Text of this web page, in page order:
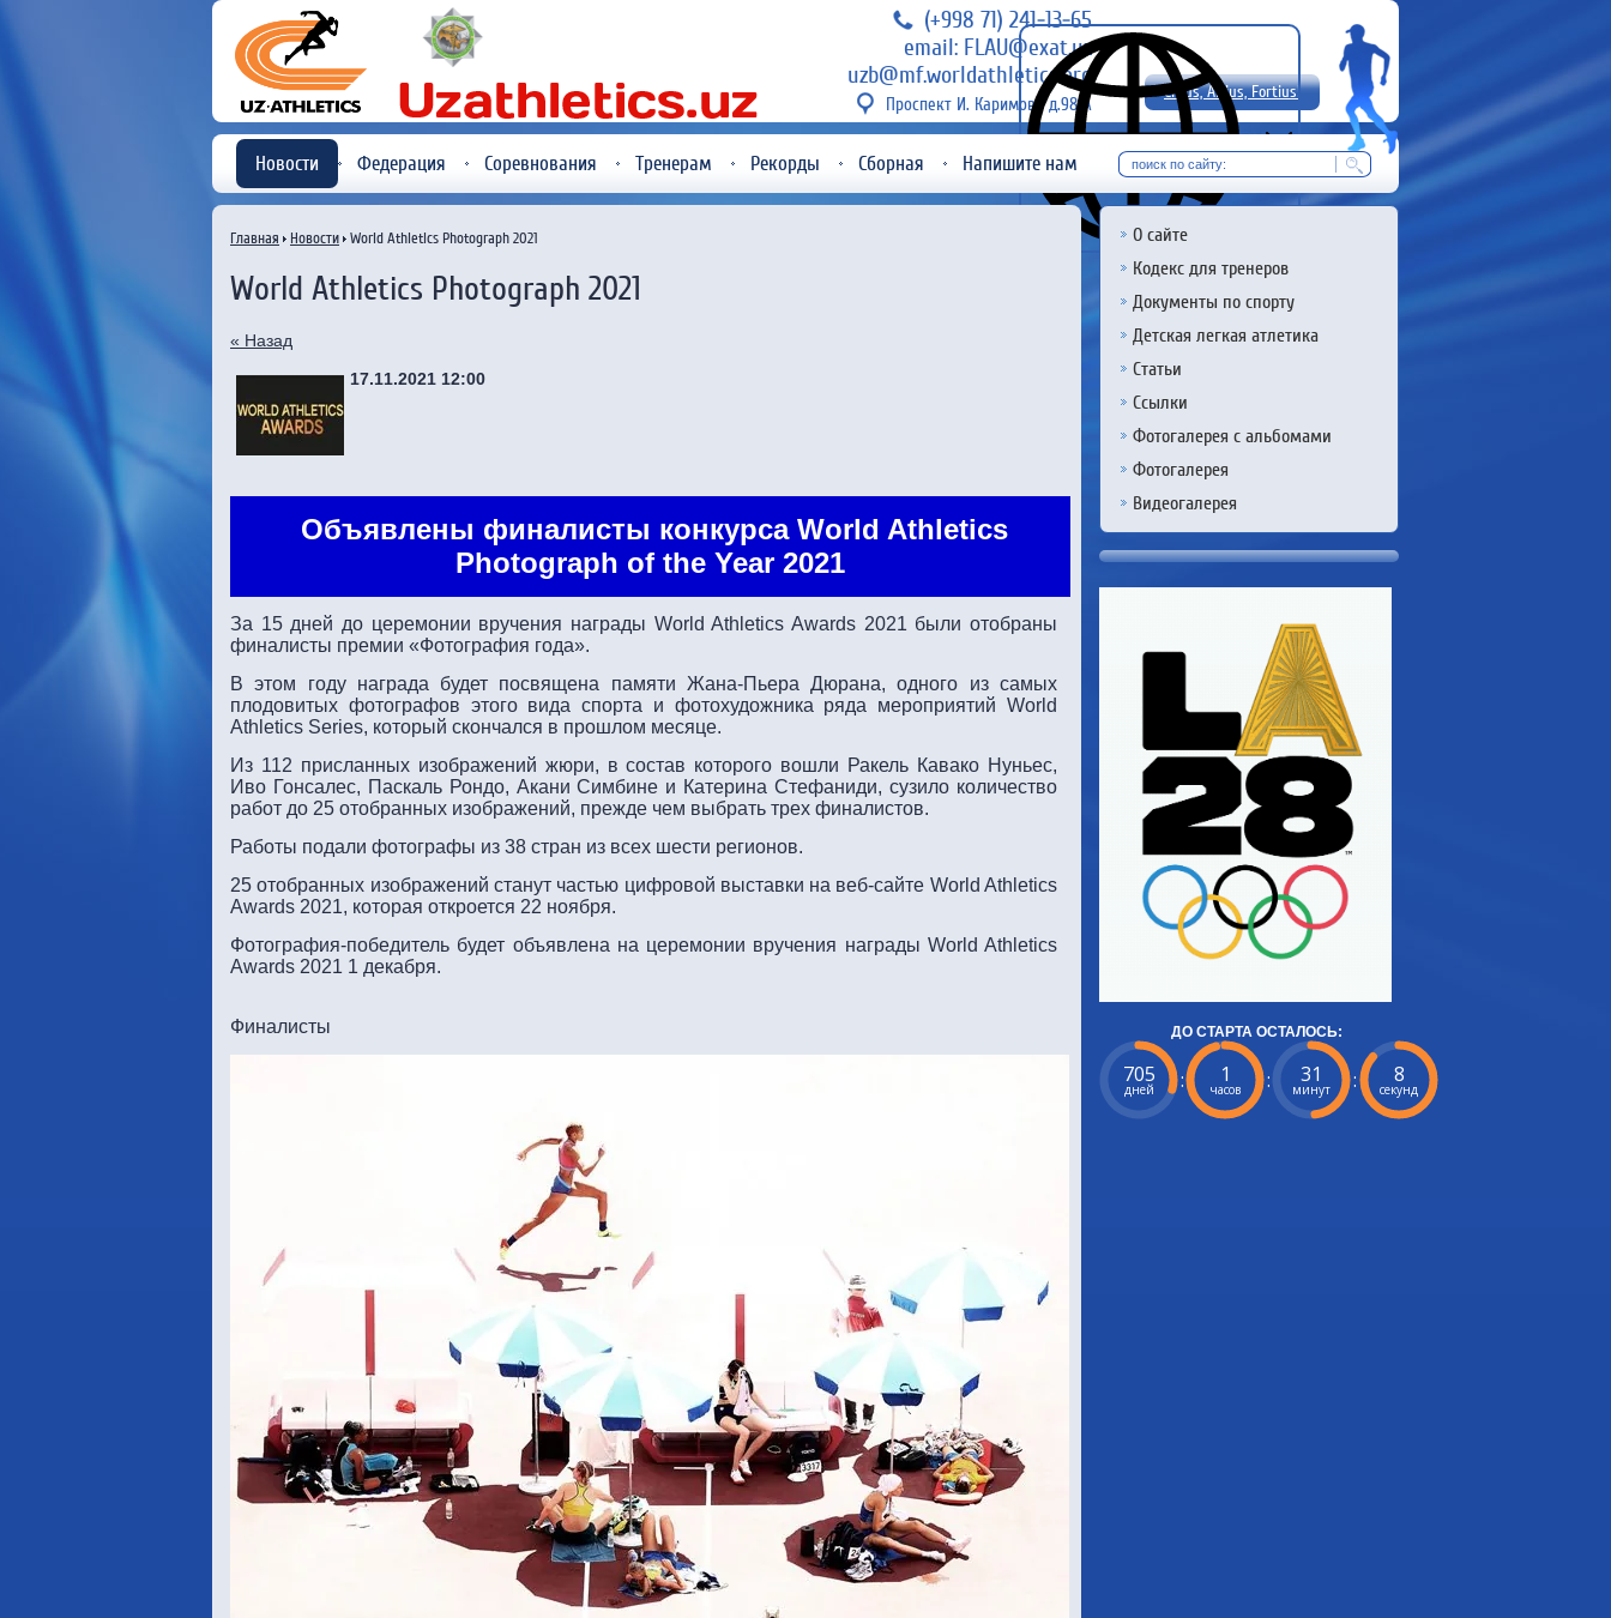
(+998 71) 241-13-65
email: FLAU@exat.uz
uzb@mf.worldathletics.org
Проспект И. Каримова д.98 А
Citius, Altius, Fortius!
RU
Новости Федерация Соревнования Тренерам Рекорды Сборная Напишите нам
О сайте
Кодекс для тренеров
Документы по спорту
Детская легкая атлетика
Статьи
Ссылки
Фотогалерея с альбомами
Фотогалерея
Видеогалерея
ДО СТАРТА ОСТАЛОСЬ:
705
дней : 1
часов : 31
минут : 7
секунд
Главная Новости World Athletics Photograph 2021
World Athletics Photograph 2021
« Назад
17.11.2021 12:00
Объявлены финалисты конкурса World Athletics
Photograph of the Year 2021
За 15 дней до церемонии вручения награды World Athletics Awards 2021 были отобраны
финалисты премии «Фотография года».
В этом году награда будет посвящена памяти Жана-Пьера Дюрана, одного из самых
плодовитых фотографов этого вида спорта и фотохудожника ряда мероприятий World
Athletics Series, который скончался в прошлом месяце.
Из 112 присланных изображений жюри, в состав которого вошли Ракель Кавако Нуньес,
Иво Гонсалес, Паскаль Рондо, Акани Симбине и Катерина Стефаниди, сузило количество
работ до 25 отобранных изображений, прежде чем выбрать трех финалистов.
Работы подали фотографы из 38 стран из всех шести регионов.
25 отобранных изображений станут частью цифровой выставки на веб-сайте World Athletics
Awards 2021, которая откроется 22 ноября.
Фотография-победитель будет объявлена ​​на церемонии вручения награды World Athletics
Awards 2021 1 декабря.
Финалисты